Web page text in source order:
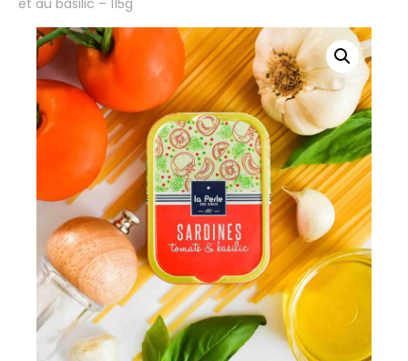
et au basilic – 115g